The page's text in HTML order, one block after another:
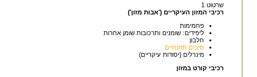
שרטוט 1
רכיבי המזון העיקריים ('אבות מזון')
פחמימות
ליפידים: שומנים ותרכובות שומן אחרות
חלבון
סיבים תזונתיים
מינרלים (יסודות עיקריים)
רכיבי קורט במזון